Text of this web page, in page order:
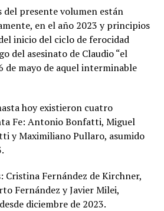
del presente volumen están
en el año 2023 y principios
inicio del ciclo de ferocidad
del asesinato de Claudio “el
de mayo de aquel interminable
hoy existieron cuatro
Fe: Antonio Bonfatti, Miguel
y Maximiliano Pullaro, asumido
Cristina Fernández de Kirchner,
Fernández y Javier Milei,
diciembre de 2023.